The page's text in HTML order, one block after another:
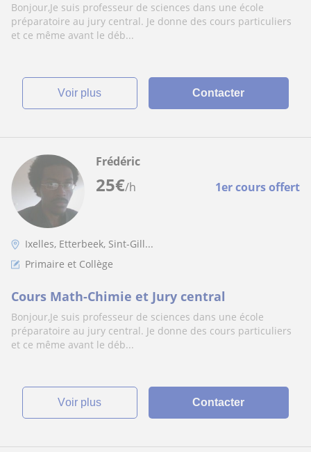
Bonjour,Je suis professeur de sciences dans une école
préparatoire au jury central. Je donne des cours particuliers
et ce même avant le déb...
voir plus Contacter
25€/h 1er cours offert
Frédéric
Ixelles, Etterbeek, Sint-Gill...
Primaire et Collège
Cours Math-Chimie et Jury central
Bonjour,Je suis professeur de sciences dans une école
préparatoire au jury central. Je donne des cours particuliers
et ce même avant le déb...
voir plus Contacter